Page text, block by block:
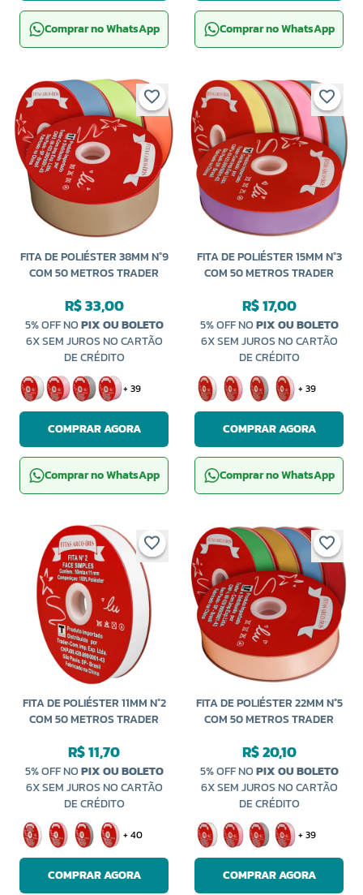
Comprar no WhatsApp Comprar no WhatsApp
FITA DE POLIÉSTER 38MM N°9
COM 50 METROS TRADER
R$ 33,00
5% OFF NOPIX OU BOLETO
6X SEM JUROS NO CARTÃO
DE CRÉDITO
+ 39
COMPRAR AGORA
Comprar no WhatsApp
FITA DE POLIÉSTER 15MM N°3
COM 50 METROS TRADER
R$ 17,00
5% OFF NOPIX OU BOLETO
6X SEM JUROS NO CARTÃO
DE CRÉDITO
+ 39
COMPRAR AGORA
Comprar no WhatsApp
FITA DE POLIÉSTER 11MM N°2
COM 50 METROS TRADER
R$ 11,70
5% OFF NOPIX OU BOLETO
6X SEM JUROS NO CARTÃO
DE CRÉDITO
+ 40
COMPRAR AGORA
FITA DE POLIÉSTER 22MM N°5
COM 50 METROS TRADER
R$ 20,10
5% OFF NOPIX OU BOLETO
6X SEM JUROS NO CARTÃO
DE CRÉDITO
+ 39
COMPRAR AGORA